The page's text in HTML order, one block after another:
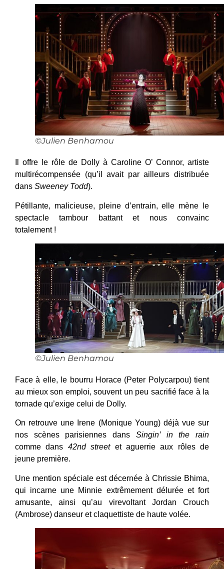
©Julien Benhamou
Il offre le rôle de Dolly à Caroline O’ Connor, artiste
multirécompensée (qu’il avait par ailleurs distribuée
dans Sweeney Todd).
Pétillante, malicieuse, pleine d’entrain, elle mène le
spectacle tambour battant et nous convainc
totalement !
©Julien Benhamou
Face à elle, le bourru Horace (Peter Polycarpou) tient
au mieux son emploi, souvent un peu sacrifié face à la
tornade qu’exige celui de Dolly.
On retrouve une Irene (Monique Young) déjà vue sur
nos scènes parisiennes dans Singin’ in the rain
comme dans 42nd street et aguerrie aux rôles de
jeune première.
Une mention spéciale est décernée à Chrissie Bhima,
qui incarne une Minnie extrêmement délurée et fort
amusante, ainsi qu’au virevoltant Jordan Crouch
(Ambrose) danseur et claquettiste de haute volée.